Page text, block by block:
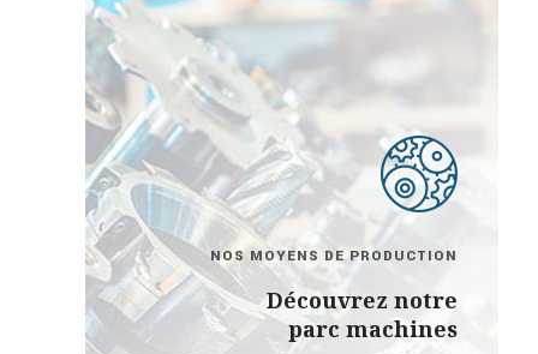
NOS MOYENS DE PRODUCTION
Découvrez notre
parc machines